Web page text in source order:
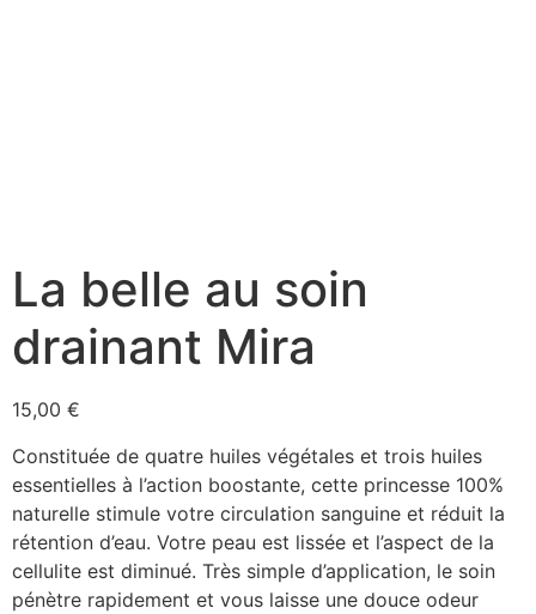
La belle au soin
drainant Mira
15,00 €
Constituée de quatre huiles végétales et trois huiles
essentielles à l’action boostante, cette princesse 100%
naturelle stimule votre circulation sanguine et réduit la
rétention d’eau. Votre peau est lissée et l’aspect de la
cellulite est diminué. Très simple d’application, le soin
pénètre rapidement et vous laisse une douce odeur